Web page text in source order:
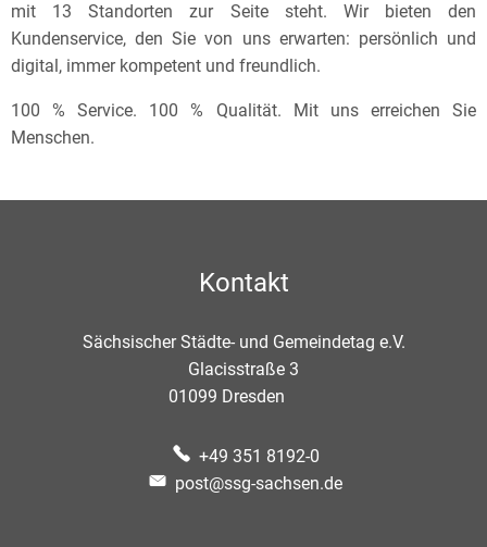
mit 13 Standorten zur Seite steht. Wir bieten den
Kundenservice, den Sie von uns erwarten: persönlich und
digital, immer kompetent und freundlich.
100 % Service. 100 % Qualität. Mit uns erreichen Sie
Menschen.
Kontakt
Sächsischer Städte- und Gemeindetag e.V.
Glacisstraße 3
01099 Dresden
+49 351 8192-0
post@ssg-sachsen.de